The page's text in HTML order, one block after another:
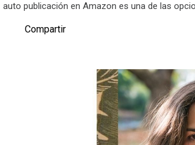
auto publicación en Amazon es una de las
Compartir